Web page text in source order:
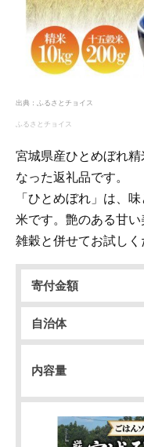
出典： ふるさとチョイス
ふるさとチョイス
宮城県産ひとめぼれ
なった返礼品です。
「ひとめぼれ」は、
米です。艶のある甘
雑穀と併せてお試しく
寄付金額
自治体
内容量